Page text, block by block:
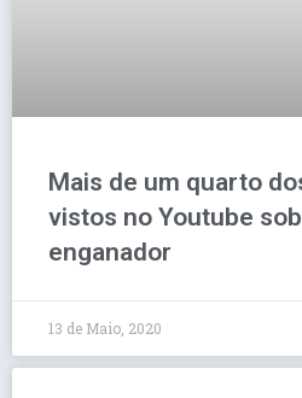
Mais de um quarto
vistos no Youtube
enganador
13 de Maio, 2020